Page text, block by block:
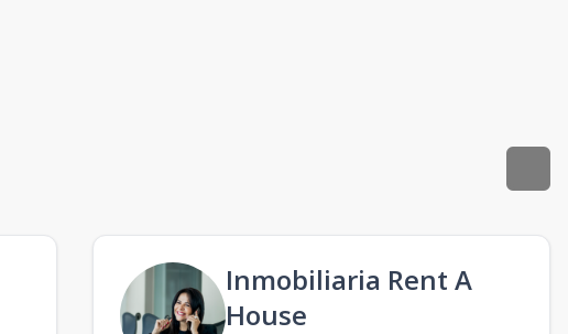
Inmobiliaria Rent A
House